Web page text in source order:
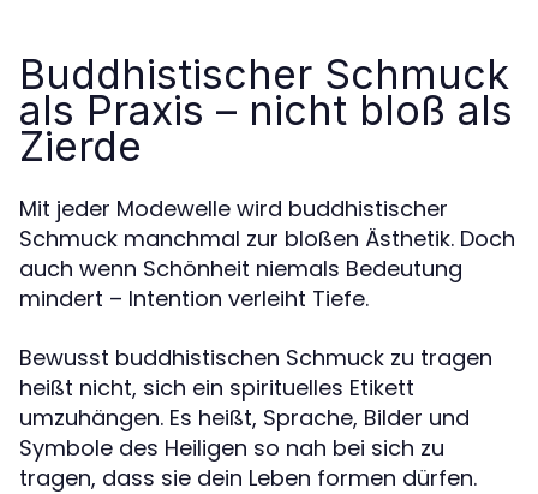
Buddhistischer Schmuck
als Praxis – nicht bloß als
Zierde
Mit jeder Modewelle wird buddhistischer
Schmuck manchmal zur bloßen Ästhetik. Doch
auch wenn Schönheit niemals Bedeutung
mindert – Intention verleiht Tiefe.
Bewusst buddhistischen Schmuck zu tragen
heißt nicht, sich ein spirituelles Etikett
umzuhängen. Es heißt, Sprache, Bilder und
Symbole des Heiligen so nah bei sich zu
tragen, dass sie dein Leben formen dürfen.